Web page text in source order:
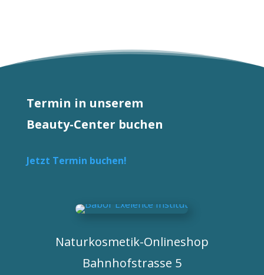
Termin in unserem
Beauty-Center buchen
Jetzt Termin buchen!
Naturkosmetik-Onlineshop
Bahnhofstrasse 5